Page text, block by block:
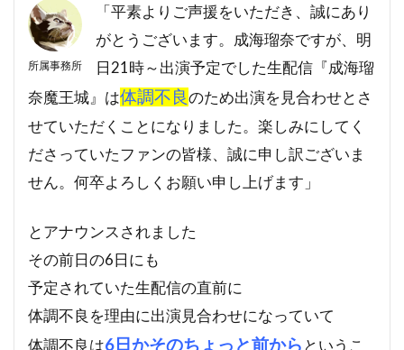
所属事務所
「平素よりご声援をいただき、誠にあり
がとうございます。成海瑠奈ですが、明
日21時～出演予定でした生配信『成海瑠
奈魔王城』は体調不良のため出演を見合わせとさ
せていただくことになりました。楽しみにしてく
ださっていたファンの皆様、誠に申し訳ございま
せん。何卒よろしくお願い申し上げます」
とアナウンスされました
その前日の6日にも
予定されていた生配信の直前に
体調不良を理由に出演見合わせになっていて
体調不良は6日かそのちょっと前から というこ